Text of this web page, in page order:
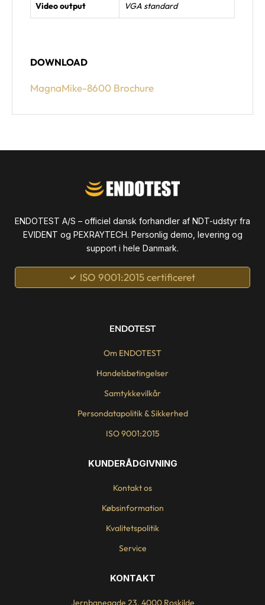
Video output VGA standard
DOWNLOAD
MagnaMike-8600 Brochure
ENDOTEST A/S – officiel dansk forhandler af NDT-udstyr fra
EVIDENT og PEXRAYTECH. Personlig demo, levering og
support i hele Danmark.
ISO 9001:2015 certificeret
ENDOTEST
Om ENDOTEST
Handelsbetingelser
Samtykkevilkår
Persondatapolitik & Sikkerhed
ISO 9001:2015
KUNDERÅDGIVNING
Kontakt os
Købsinformation
Kvalitetspolitik
Service
KONTAKT
Jernbanegade 23, 4000 Roskilde